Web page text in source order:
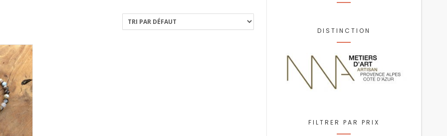
DISTINCTION
FILTRER PAR PRIX